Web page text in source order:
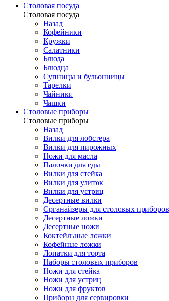
Столовая посуда
Столовая посуда
Назад
Кофейники
Кружки
Салатники
Блюда
Блюдца
Супницы и бульонницы
Тарелки
Чайники
Чашки
Cтоловые приборы
Cтоловые приборы
Назад
Вилки для лобстера
Вилки для пирожных
Ножи для масла
Палочки для еды
Вилки для стейка
Вилки для улиток
Вилки для устриц
Десертные вилки
Органайзеры для столовых приборов
Десертные ложки
Десертные ножи
Коктейльные ложки
Кофейные ложки
Лопатки для торта
Наборы столовых приборов
Ножи для стейка
Ножи для устриц
Ножи для фруктов
Приборы для сервировки